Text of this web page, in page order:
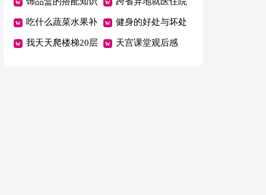
费用直接结算有哪
些省
吃什么蔬菜水果补
铁
健身的好处与坏处
盘点
我天天爬楼梯20层 天宫课堂观后感